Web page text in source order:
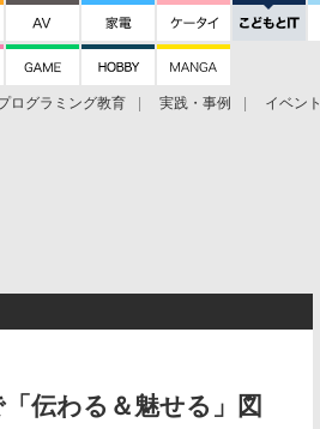
ログラミング教育 実践・事例 イベン
伝わる＆魅せる」図